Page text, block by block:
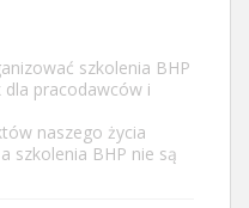
szkolenia BHP
dla pracodawców i
naszego życia
szkolenia BHP nie są